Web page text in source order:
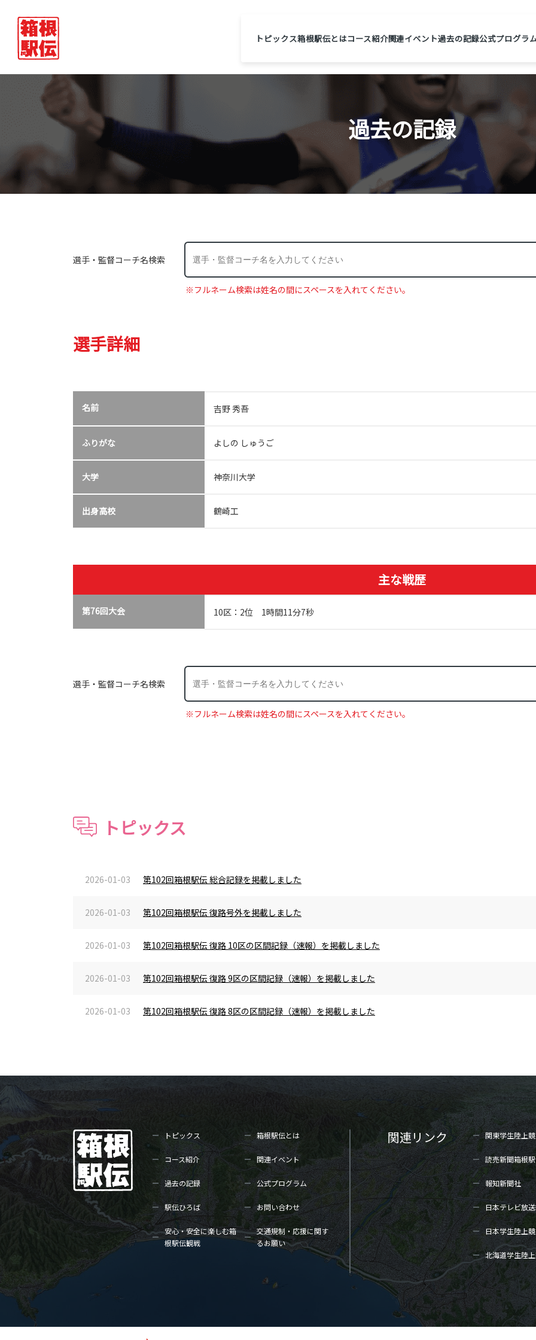
トピックス箱根駅伝とはコース紹介関連イベント過去の記録公式プログラ
過去の記録
選手・監督コーチ名検索
※フルネーム検索は姓名の間にスペースを入れてください。
選手詳細
名前 吉野 秀吾
ふりがな よしの しゅうご
大学 神奈川大学
出身高校 鶴崎工
主な戦歴
第76回大会 10区：2位 1時間11分7秒
選手・監督コーチ名検索
※フルネーム検索は姓名の間にスペースを入れてください。
トピックス
2026-01-03 第102回箱根駅伝 総合記録を掲載しました
2026-01-03 第102回箱根駅伝 復路号外を掲載しました
2026-01-03 第102回箱根駅伝 復路 10区の区間記録（速報）を掲載しました
2026-01-03 第102回箱根駅伝 復路 9区の区間記録（速報）を掲載しました
2026-01-03 第102回箱根駅伝 復路 8区の区間記録（速報）を掲載しました
トピックス 箱根駅伝とは
コース紹介 関連イベント
過去の記録 公式プログラム
駅伝ひろば お問い合わせ
安心・安全に楽しむ箱
根駅伝観戦
交通規制・応援に関す
るお願い
関連リンク 関東学生陸上
読売新聞箱根
報知新聞社
日本テレビ放
日本学生陸上
北海道学生陸上